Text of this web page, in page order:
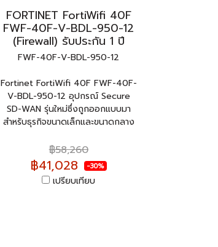
FORTINET FortiWifi 40F
FWF-40F-V-BDL-950-12
(Firewall) รับประกัน 1 ปี
FWF-40F-V-BDL-950-12
Fortinet FortiWifi 40F FWF-40F-
V-BDL-950-12 อุปกรณ์ Secure
SD-WAN รุ่นใหม่ซึ่งถูกออกแบบมา
สำหรับธุรกิจขนาดเล็กและขนาดกลาง
฿58,260
฿41,028 -30%
เปรียบเทียบ